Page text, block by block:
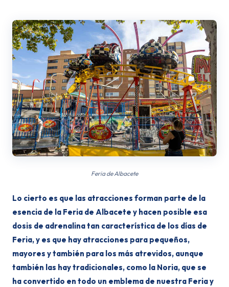
Feria de Albacete
Lo cierto es que las atracciones forman parte de la
esencia de la Feria de Albacete y hacen posible esa
dosis de adrenalina tan característica de los días de
Feria, y es que hay atracciones para pequeños,
mayores y también para los más atrevidos, aunque
también las hay tradicionales, como la Noria, que se
ha convertido en todo un emblema de nuestra Feria y